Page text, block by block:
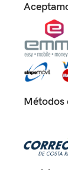
Métodos